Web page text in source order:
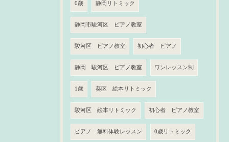
0歳 静岡リトミック
静岡市駿河区 ピアノ教室
駿河区 ピアノ教室 初心者 ピアノ
静岡 駿河区 ピアノ教室 ワンレッスン制
1歳 葵区 絵本リトミック
駿河区 絵本リトミック 初心者 ピアノ教室
ピアノ 無料体験レッスン 0歳リトミック